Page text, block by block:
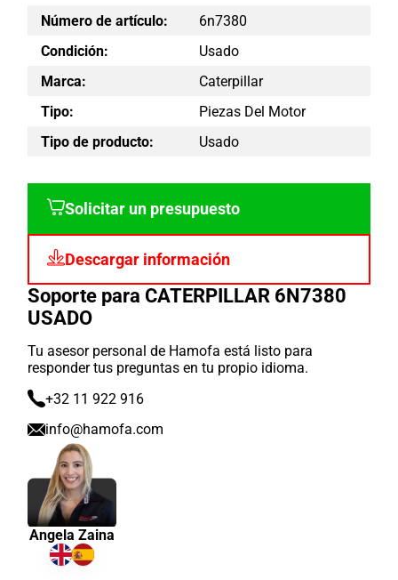
Número de artículo:
6n7380
Condición:
Usado
Marca:
Caterpillar
Tipo:
Piezas Del Motor
Tipo de producto:
Usado
Solicitar un presupuesto
Descargar información
Soporte para CATERPILLAR 6N7380
USADO
Tu asesor personal de Hamofa está listo para
responder tus preguntas en tu propio idioma.
+32 11 922 916
info@hamofa.com
Angela Zaina